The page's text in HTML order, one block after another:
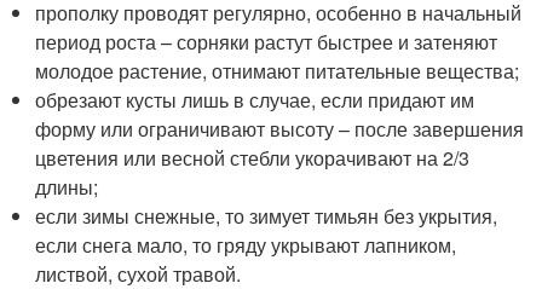
прополку проводят регулярно, особенно в начальный
период роста – сорняки растут быстрее и затеняют
молодое растение, отнимают питательные вещества;
обрезают кусты лишь в случае, если придают им
форму или ограничивают высоту – после завершения
цветения или весной стебли укорачивают на 2/3
длины;
если зимы снежные, то зимует тимьян без укрытия,
если снега мало, то гряду укрывают лапником,
листвой, сухой травой.